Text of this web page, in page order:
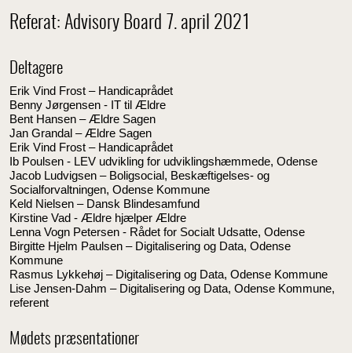
Referat: Advisory Board 7. april 2021
Deltagere
Erik Vind Frost – Handicaprådet
Benny Jørgensen - IT til Ældre
Bent Hansen – Ældre Sagen
Jan Grandal – Ældre Sagen
Erik Vind Frost – Handicaprådet
Ib Poulsen - LEV udvikling for udviklingshæmmede, Odense
Jacob Ludvigsen – Boligsocial, Beskæftigelses- og
Socialforvaltningen, Odense Kommune
Keld Nielsen – Dansk Blindesamfund
Kirstine Vad - Ældre hjælper Ældre
Lenna Vogn Petersen - Rådet for Socialt Udsatte, Odense
Birgitte Hjelm Paulsen – Digitalisering og Data, Odense
Kommune
Rasmus Lykkehøj – Digitalisering og Data, Odense Kommune
Lise Jensen-Dahm – Digitalisering og Data, Odense Kommune,
referent
Mødets præsentationer